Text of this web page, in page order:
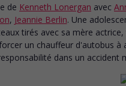
de Kenneth Lonergan avec
, Jeannie Berlin. Une
tirés avec sa mère
un chauffeur d'autobus à
dans un accident